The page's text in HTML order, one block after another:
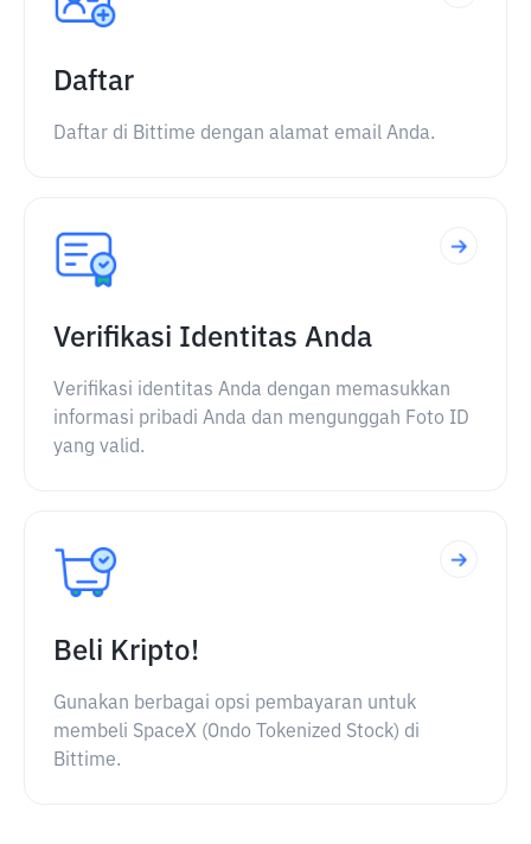
Daftar
Daftar di Bittime dengan alamat email Anda.
Verifikasi Identitas Anda
Verifikasi identitas Anda dengan memasukkan
informasi pribadi Anda dan mengunggah Foto ID
yang valid.
Beli Kripto!
Gunakan berbagai opsi pembayaran untuk
membeli SpaceX (Ondo Tokenized Stock) di
Bittime.